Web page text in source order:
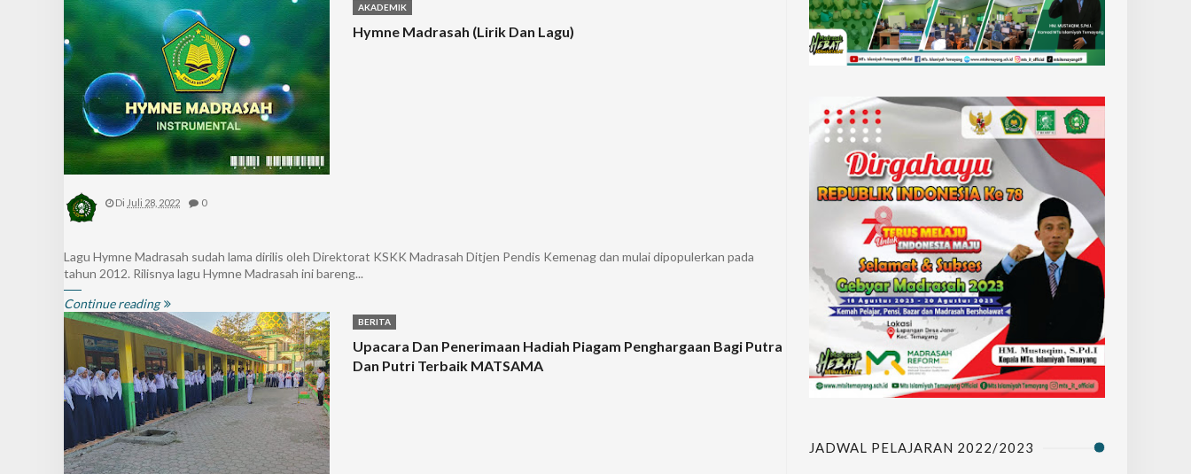
AKADEMIK
Hymne Madrasah (Lirik Dan Lagu)
Di Juli 28, 2022 0
Lagu Hymne Madrasah sudah lama dirilis oleh Direktorat KSKK Madrasah Ditjen Pendis Kemenag dan mulai dipopulerkan pada
tahun 2012. Rilisnya lagu Hymne Madrasah ini bareng...
Continue reading
BERITA
Upacara Dan Penerimaan Hadiah Piagam Penghargaan Bagi Putra
Dan Putri Terbaik MATSAMA
JADWAL PELAJARAN 2022/2023